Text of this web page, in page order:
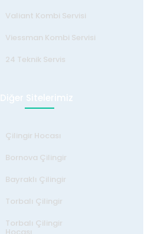
Valiant Kombi Servisi
Viessman Kombi Servisi
24 Teknik Servis
Diğer Sitelerimiz
Çilingir Hocası
Bornova Çilingir
Bayraklı Çilingir
Torbalı Çilingir
Torbalı Çilingir